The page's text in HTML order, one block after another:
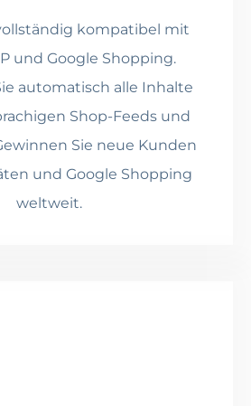
kompatibel mit
und Google Shopping.
automatisch alle Inhalte
Shop-Feeds und
Sie neue Kunden
und Google Shopping
weltweit.